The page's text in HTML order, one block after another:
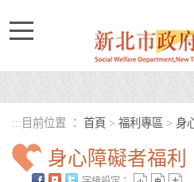
::: 目前位置 ： 首頁 > 福利專區 > 身
身心障礙者福利